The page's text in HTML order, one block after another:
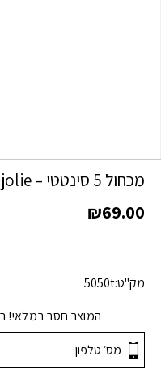
מכחול 5 סינטטי – tres jolie
₪69.00
מק"ט:5050t
המוצר חסר במלאי!